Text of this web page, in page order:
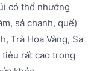
có thổ nhưỡng
sả chanh, quế)
Trà Hoa Vàng, Sa
rất cao trong